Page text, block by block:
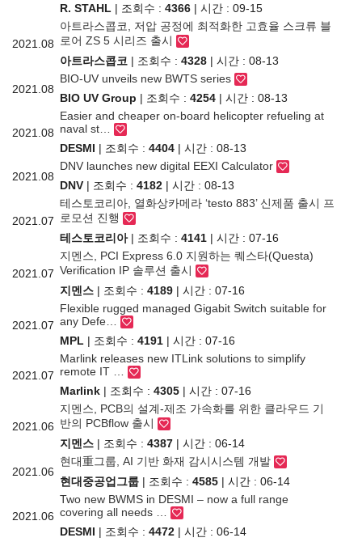
R. STAHL | 조회수 : 4366 | 시간 : 09-15
2021.08
아트라스콥코, 저압 공정에 최적화한 고효율 스크류 블
로어 ZS 5 시리즈 출시
아트라스콥코 | 조회수 : 4328 | 시간 : 08-13
2021.08
BIO-UV unveils new BWTS series
BIO UV Group | 조회수 : 4254 | 시간 : 08-13
2021.08
Easier and cheaper on-board helicopter refueling at
naval st…
DESMI | 조회수 : 4404 | 시간 : 08-13
2021.08
DNV launches new digital EEXI Calculator
DNV | 조회수 : 4182 | 시간 : 08-13
2021.07
테스토코리아, 열화상카메라 ‘testo 883’ 신제품 출시 프
로모션 진행
테스토코리아| 조회수 : 4141 | 시간 : 07-16
2021.07
지멘스, PCI Express 6.0 지원하는 퀘스타(Questa)
Verification IP 솔루션 출시
지멘스 | 조회수 : 4189 | 시간 : 07-16
2021.07
Flexible rugged managed Gigabit Switch suitable for
any Defe…
MPL | 조회수 : 4191 | 시간 : 07-16
2021.07
Marlink releases new ITLink solutions to simplify
remote IT …
Marlink | 조회수 : 4305 | 시간 : 07-16
2021.06
지멘스, PCB의 설계-제조 가속화를 위한 클라우드 기
반의 PCBflow 출시
지멘스 | 조회수 : 4387 | 시간 : 06-14
2021.06
현대重그룹, AI 기반 화재 감시시스템 개발
현대중공업그룹 | 조회수 : 4585 | 시간 : 06-14
2021.06
Two new BWMS in DESMI – now a full range
covering all needs …
DESMI | 조회수 : 4472 | 시간 : 06-14